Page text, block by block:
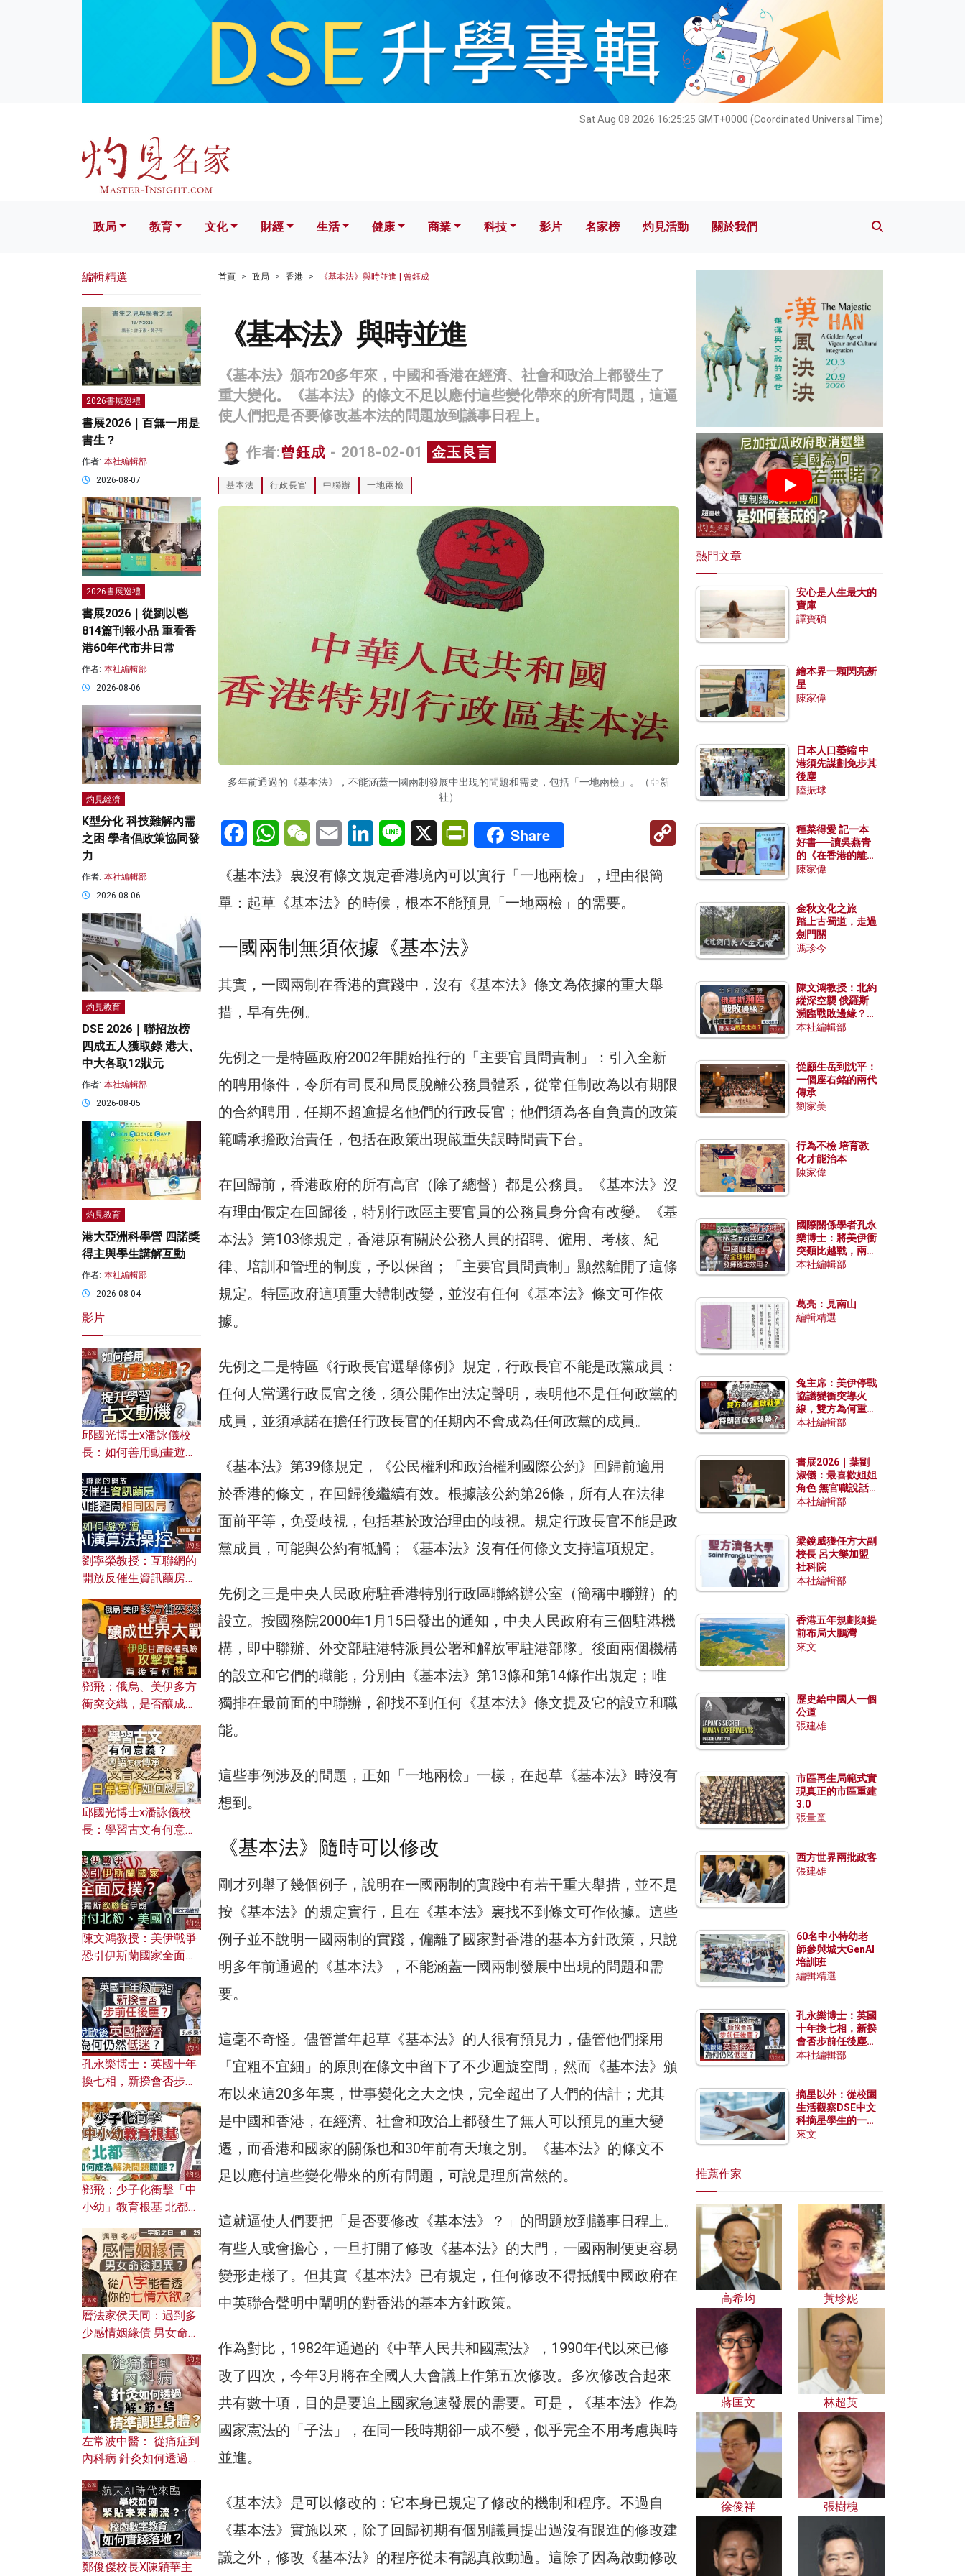
Sat Aug 08 2026 16:25:27 GMT+0000 (Coordinated Universal Time)
文化 財經 生活 健康 科技 影片 名家榜 灼見活動 關於我們
政局 教育 文化 財經 生活 健康 商業 科技 影片 名家榜 灼見活動 關於我們
首頁 政局 香港 《基本法》與時並進 | 曾鈺成
《基本法》與時並進
《基本法》頒布20多年來，中國和香港在經濟、社會和政治上都發生了
重大變化。《基本法》的條文不足以應付這些變化帶來的所有問題，這逼
使人們把是否要修改基本法的問題放到議事日程上。
作者:曾鈺成 - 2018-02-01 金玉良言
基本法 行政長官 中聯辦 一地兩檢
多年前通過的《基本法》，不能涵蓋一國兩制發展中出現的問題和需要，包括「一地兩檢」。（亞新
社）
FacebookWhatsAppWeChatEmail LinkedInLine X PrintFriendly
Share
Copy
《基本法》裏沒有條文規定香港境內可以實行「一地兩檢」，理由很簡
單：起草《基本法》的時候，根本不能預見「一地兩檢」的需要。
一國兩制無須依據《基本法》
其實，一國兩制在香港的實踐中，沒有《基本法》條文為依據的重大舉
措，早有先例。
先例之一是特區政府2002年開始推行的「主要官員問責制」：引入全新
的聘用條件，令所有司長和局長脫離公務員體系，從常任制改為以有期限
的合約聘用，任期不超逾提名他們的行政長官；他們須為各自負責的政策
範疇承擔政治責任，包括在政策出現嚴重失誤時問責下台。
在回歸前，香港政府的所有高官（除了總督）都是公務員。《基本法》沒
有理由假定在回歸後，特別行政區主要官員的公務員身分會有改變。《基
本法》第103條規定，香港原有關於公務人員的招聘、僱用、考核、紀
律、培訓和管理的制度，予以保留；「主要官員問責制」顯然離開了這條
規定。特區政府這項重大體制改變，並沒有任何《基本法》條文可作依
據。
先例之二是特區《行政長官選舉條例》規定，行政長官不能是政黨成員：
任何人當選行政長官之後，須公開作出法定聲明，表明他不是任何政黨的
成員，並須承諾在擔任行政長官的任期內不會成為任何政黨的成員。
《基本法》第39條規定，《公民權利和政治權利國際公約》回歸前適用
於香港的條文，在回歸後繼續有效。根據該公約第26條，所有人在法律
面前平等，免受歧視，包括基於政治理由的歧視。規定行政長官不能是政
黨成員，可能與公約有牴觸；《基本法》沒有任何條文支持這項規定。
先例之三是中央人民政府駐香港特別行政區聯絡辦公室（簡稱中聯辦）的
設立。按國務院2000年1月15日發出的通知，中央人民政府有三個駐港機
構，即中聯辦、外交部駐港特派員公署和解放軍駐港部隊。後面兩個機構
的設立和它們的職能，分別由《基本法》第13條和第14條作出規定；唯
獨排在最前面的中聯辦，卻找不到任何《基本法》條文提及它的設立和職
能。
這些事例涉及的問題，正如「一地兩檢」一樣，在起草《基本法》時沒有
想到。
《基本法》隨時可以修改
剛才列舉了幾個例子，說明在一國兩制的實踐中有若干重大舉措，並不是
按《基本法》的規定實行，且在《基本法》裏找不到條文可作依據。這些
例子並不說明一國兩制的實踐，偏離了國家對香港的基本方針政策，只說
明多年前通過的《基本法》，不能涵蓋一國兩制發展中出現的問題和需
要。
這毫不奇怪。儘管當年起草《基本法》的人很有預見力，儘管他們採用
「宜粗不宜細」的原則在條文中留下了不少迴旋空間，然而《基本法》頒
布以來這20多年裏，世事變化之大之快，完全超出了人們的估計；尤其
是中國和香港，在經濟、社會和政治上都發生了無人可以預見的重大變
遷，而香港和國家的關係也和30年前有天壤之別。《基本法》的條文不
足以應付這些變化帶來的所有問題，可說是理所當然的。
這就逼使人們要把「是否要修改《基本法》？」的問題放到議事日程上。
有些人或會擔心，一旦打開了修改《基本法》的大門，一國兩制便更容易
變形走樣了。但其實《基本法》已有規定，任何修改不得抵觸中國政府在
中英聯合聲明中闡明的對香港的基本方針政策。
作為對比，1982年通過的《中華人民共和國憲法》，1990年代以來已修
改了四次，今年3月將在全國人大會議上作第五次修改。多次修改合起來
共有數十項，目的是要追上國家急速發展的需要。可是，《基本法》作為
國家憲法的「子法」，在同一段時期卻一成不變，似乎完全不用考慮與時
並進。
《基本法》是可以修改的：它本身已規定了修改的機制和程序。不過自
《基本法》實施以來，除了回歸初期有個別議員提出過沒有跟進的修改建
議之外，修改《基本法》的程序從未有認真啟動過。這除了因為啟動修改
編輯精選
2026書展巡禮
書展2026｜百無一用是
書生？
作者: 本社編輯部
2026-08-07
2026書展巡禮
書展2026｜從劉以鬯
814篇刊報小品 重看香
港60年代市井日常
作者: 本社編輯部
2026-08-06
灼見經濟
K型分化 科技難解內需
之困 學者倡政策協同發
力
作者: 本社編輯部
2026-08-06
灼見教育
DSE 2026｜聯招放榜
四成五人獲取錄 港大、
中大各取12狀元
作者: 本社編輯部
2026-08-05
灼見教育
港大亞洲科學營 四諾獎
得主與學生講解互動
作者: 本社編輯部
2026-08-04
影片
邱國光博士x潘詠儀校
長：如何善用動畫遊戲
劉寧榮教授：互聯網的
開放反催生資訊繭房，
何避免遭AI演算法操
控？
鄧飛：俄烏、美伊多方
衝突交織，是否釀成世
風險攻擊美軍，背後有
何盤算？
邱國光博士x潘詠儀校
長：學習古文有何意
文之美？ 日常寫作如何
應用？
陳文鴻教授：美伊戰爭
恐引伊斯蘭國家全面反
對付北約美國？
孔永樂博士：英國十年
換七相，新揆會否步前
濟為何仍然低迷？
鄧飛：少子化衝擊「中
小幼」教育根基 北都如
曆法家侯天同：遇到多
少感情姻緣債 男女命途
的七情六欲？
左常波中醫： 從痛症到
內科病 針灸如何透過解
鄭俊傑校長X陳穎華主
熱門文章
安心是人生最大的
寶庫
譚寶碩
繪本界一顆閃亮新
星
陳家偉
日本人口萎縮 中
港須先謀劃免步其
後塵
陸振球
種菜得愛 記一本
好書──讀吳燕青
的《在香港的離島
種菜》
陳家偉
金秋文化之旅──
踏上古蜀道，走過
劍門關
馮珍今
陳文鴻教授：北約
縱深空襲 俄羅斯
瀕臨戰敗邊緣？中
國零部件能左右戰
本社編輯部
從顧生岳到沈平：
一個座右銘的兩代
傳承
劉家美
行為不檢 培育教
化才能治本
陳家偉
國際關係學者孔永
樂博士：將美伊衝
突類比越戰，兩者
有何異同？中國崛
本社編輯部
葛亮：見南山
編輯精選
兔主席：美伊停戰
協議變衝突導火
線，雙方為何重啟
戰爭？伊朗一早洞
本社編輯部
書展2026｜葉劉
淑儀：最喜歡姐姐
角色 無官職說話
包袱少
本社編輯部
梁鏡威獲任方大副
校長 呂大樂加盟
社科院
本社編輯部
香港五年規劃須提
前布局大鵬灣
來文
歷史給中國人一個
公道
張建雄
市區再生局範式實
現真正的市區重建
3.0
張量童
西方世界兩批政客
張建雄
60名中小特幼老
師參與城大GenAI
培訓班
編輯精選
孔永樂博士：英國
十年換七相，新揆
會否步前任後塵？
脫歐後英國經濟為
本社編輯部
摘星以外：從校園
生活觀察DSE中文
科摘星學生的一點
特質
來文
推薦作家
高希均 黃珍妮
蔣匡文 林超英
徐俊祥 張樹槐